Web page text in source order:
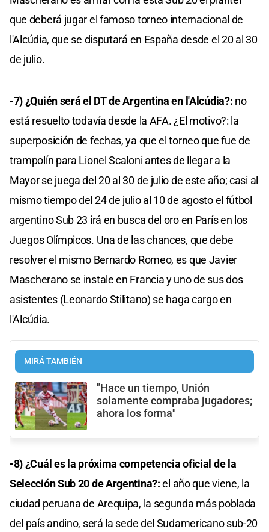
que deberá jugar el famoso torneo internacional de
l'Alcúdia, que se disputará en España desde el 20 al 30
de julio.
-7) ¿Quién será el DT de Argentina en l'Alcúdia?: no
está resuelto todavía desde la AFA. ¿El motivo?: la
superposición de fechas, ya que el torneo que fue de
trampolín para Lionel Scaloni antes de llegar a la
Mayor se juega del 20 al 30 de julio de este año; casi al
mismo tiempo del 24 de julio al 10 de agosto el fútbol
argentino Sub 23 irá en busca del oro en París en los
Juegos Olímpicos. Una de las chances, que debe
resolver el mismo Bernardo Romeo, es que Javier
Mascherano se instale en Francia y uno de sus dos
asistentes (Leonardo Stilitano) se haga cargo en
l'Alcúdia.
MIRÁ TAMBIÉN
"Hace un tiempo, Unión
solamente compraba jugadores;
ahora los forma"
-8) ¿Cuál es la próxima competencia oficial de la
Selección Sub 20 de Argentina?:el año que viene, la
ciudad peruana de Arequipa, la segunda más poblada
del país andino, será la sede del Sudamericano sub-20